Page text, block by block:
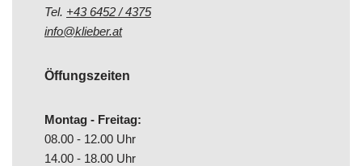
Tel. +43 6452 / 4375
info@klieber.at
Öffungszeiten
Montag - Freitag:
08.00 - 12.00 Uhr
14.00 - 18.00 Uhr